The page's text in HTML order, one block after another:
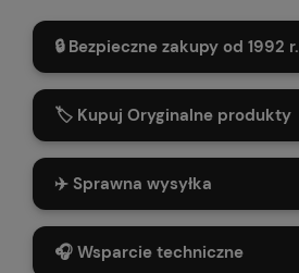
🔒 Bezpieczne zakupy od 1992 r.
🏷️ Kupuj Oryginalne produkty
✈️ Sprawna wysyłka
🎧 Wsparcie techniczne